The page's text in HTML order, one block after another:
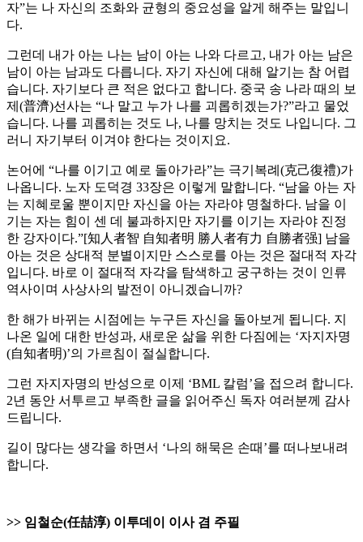
자”는 나 자신의 조화와 균형의 중요성을 알게 해주는 말입니
다.
그런데 내가 아는 나는 남이 아는 나와 다르고, 내가 아는 남은
남이 아는 남과도 다릅니다. 자기 자신에 대해 알기는 참 어렵
습니다. 자기보다 큰 적은 없다고 합니다. 중국 송 나라 때의 보
제(普濟)선사는 “나 말고 누가 나를 괴롭히겠는가?”라고 물었
습니다. 나를 괴롭히는 것도 나, 나를 망치는 것도 나입니다. 그
러니 자기부터 이겨야 한다는 것이지요.
논어에 “나를 이기고 예로 돌아가라”는 극기복례(克己復禮)가
나옵니다. 노자 도덕경 33장은 이렇게 말합니다. “남을 아는 자
는 지혜로울 뿐이지만 자신을 아는 자라야 명철하다. 남을 이
기는 자는 힘이 센 데 불과하지만 자기를 이기는 자라야 진정
한 강자이다.”[知人者智 自知者明 勝人者有力 自勝者强] 남을
아는 것은 상대적 분별이지만 스스로를 아는 것은 절대적 자각
입니다. 바로 이 절대적 자각을 탐색하고 궁구하는 것이 인류
역사이며 사상사의 발전이 아니겠습니까?
한 해가 바뀌는 시점에는 누구든 자신을 돌아보게 됩니다. 지
나온 일에 대한 반성과, 새로운 삶을 위한 다짐에는 ‘자지자명
(自知者明)’의 가르침이 절실합니다.
그런 자지자명의 반성으로 이제 ‘BML 칼럼’을 접으려 합니다.
2년 동안 서투르고 부족한 글을 읽어주신 독자 여러분께 감사
드립니다.
길이 많다는 생각을 하면서 ‘나의 해묵은 손때’를 떠나보내려
합니다.
>> 임철순(任喆淳) 이투데이 이사 겸 주필